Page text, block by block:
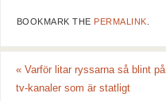
BOOKMARK THE PERMALINK
«Varför litar ryssarna så blint på
tv-kanaler som är statligt